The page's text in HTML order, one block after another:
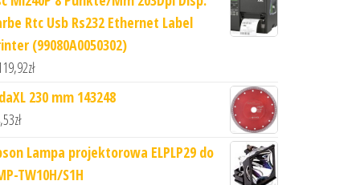
Rtc Usb Rs232 Ethernet Label
(99080A0050302)
zł
230 mm 143248
zł
Lampa projektorowa ELPLP29 do
TW10H/S1H